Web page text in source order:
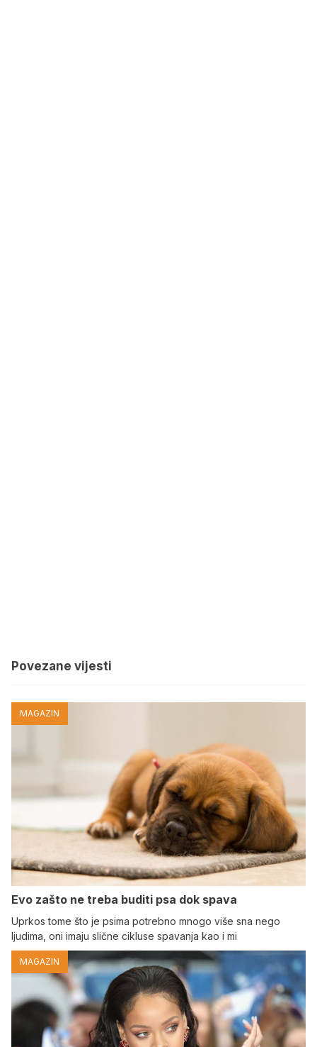
Povezane vijesti
MAGAZIN
Evo zašto ne treba buditi psa dok spava
Uprkos tome što je psima potrebno mnogo više sna nego
ljudima, oni imaju slične cikluse spavanja kao i mi
MAGAZIN